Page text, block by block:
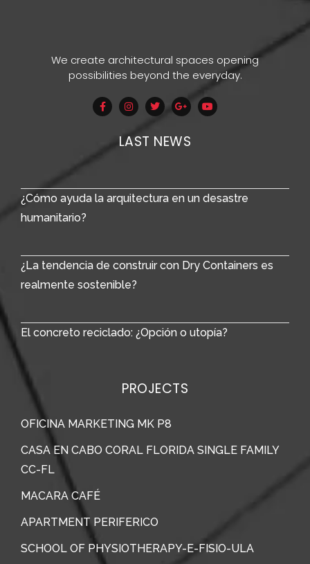
We create architectural spaces opening
possibilities beyond the everyday.
LAST NEWS
¿Cómo ayuda la arquitectura en un desastre
humanitario?
¿La tendencia de construir con Dry Containers es
realmente sostenible?
El concreto reciclado: ¿Opción o utopía?
PROJECTS
OFICINA MARKETING MK P8
CASA EN CABO CORAL FLORIDA SINGLE FAMILY
CC-FL
MACARA CAFÉ
APARTMENT PERIFERICO
SCHOOL OF PHYSIOTHERAPY-E-FISIO-ULA